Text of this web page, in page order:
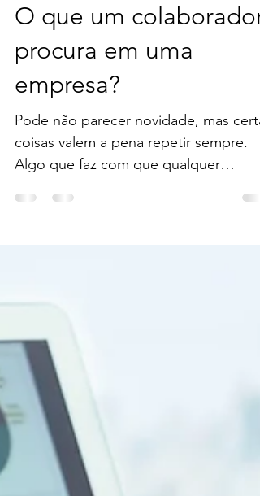
12 de abr. de 2022
4 min de leitura
O que um colaborador
procura em uma
empresa?
Pode não parecer novidade, mas
coisas valem a pena repetir sempre.
Algo que faz com que qualquer
empresa de qualquer porte ou...